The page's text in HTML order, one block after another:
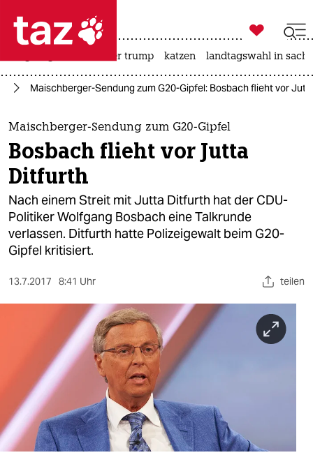
 taz zahl ich
taz zahl ich
themen
politik
öko
gesellschaft
kultur
sport
wahrheit
verlag
verlag

taz zahl ich
usa unter trump katzen landtagswahl in
Maischberger-Sendung zum G20-Gipfel: Bosbach flieht vor
Maischberger-Sendung zum G20-Gipfel
Bosbach flieht vor Jutta
Ditfurth
Nach einem Streit mit Jutta Ditfurth hat der CDU-
Politiker Wolfgang Bosbach eine Talkrunde
verlassen. Ditfurth hatte Polizeigewalt beim G20-
Gipfel kritisiert.
13.7.2017 8:41 Uhr teilen